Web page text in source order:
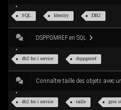
SQL Iden­ti­ty DB2
DSPPGMREF en SQL
db2 for i service dsppgm­ref
Connaître taille des objets avec
db2 for i service taille gros